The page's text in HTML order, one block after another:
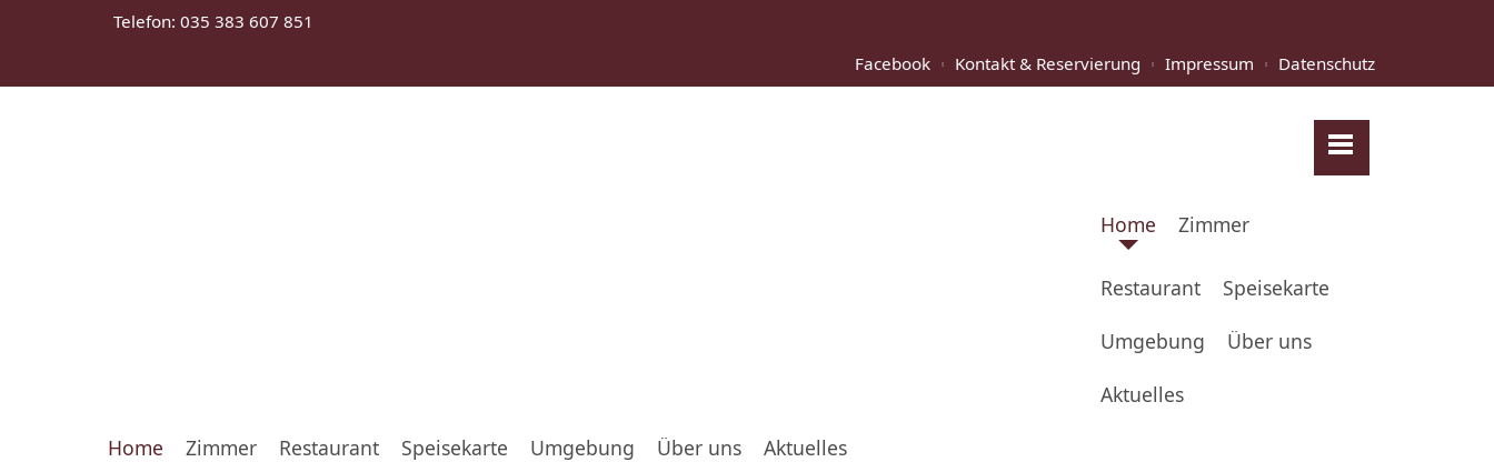
Telefon: 035 383 607 851
Facebook
Kontakt & Reservierung Impressum Datenschutz
Home Zimmer
Restaurant
Speisekarte
Umgebung
Über uns
Aktuelles
Home
Zimmer Restaurant Speisekarte Umgebung Über uns Aktuelles